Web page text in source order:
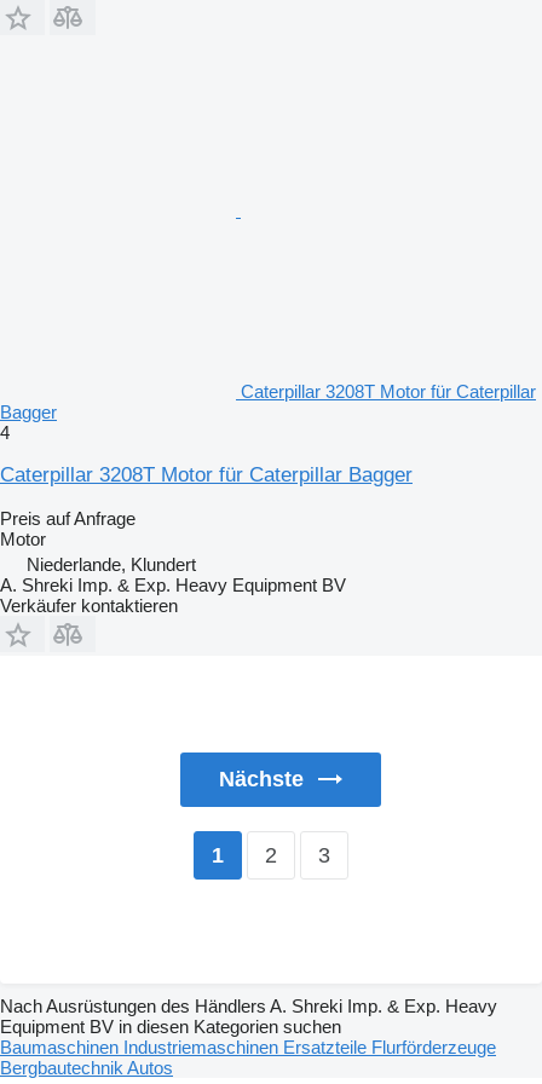
Caterpillar 3208T Motor für Caterpillar
Bagger
4
Caterpillar 3208T Motor für Caterpillar Bagger
Preis auf Anfrage
Motor
Niederlande, Klundert
A. Shreki Imp. & Exp. Heavy Equipment BV
Verkäufer kontaktieren
Nächste
1 2 3
Nach Ausrüstungen des Händlers A. Shreki Imp. & Exp. Heavy
Equipment BV in diesen Kategorien suchen
Baumaschinen Industriemaschinen Ersatzteile Flurförderzeuge
Bergbautechnik Autos